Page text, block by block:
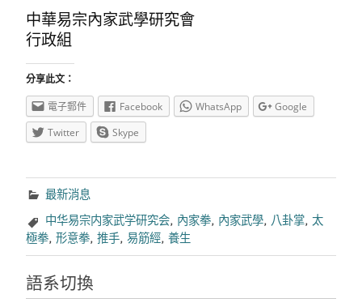
中華易宗內家武學研究會
行政組
分享此文：
電子郵件 Facebook WhatsApp
Google
Twitter
Skype
最新消息
中华易宗内家武学研究会, 內家拳, 內家武學, 八卦掌, 太
極拳, 形意拳, 推手, 易筋經, 養生
語系切換